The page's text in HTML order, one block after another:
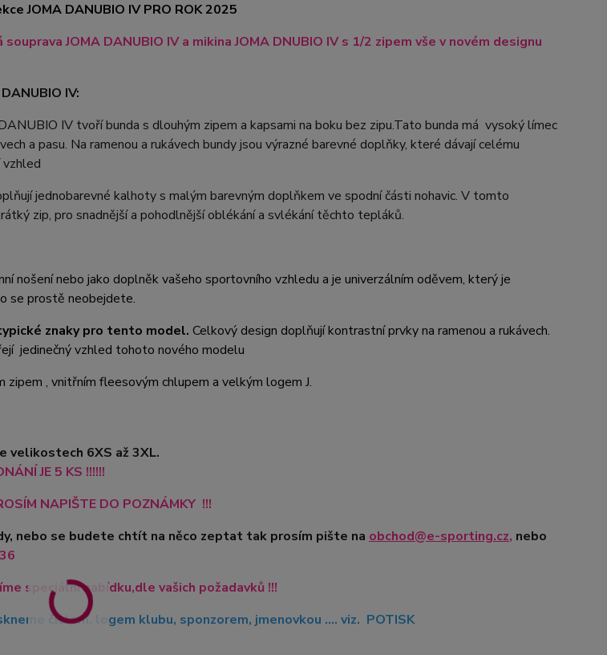
JOMA DANUBIO IV PRO ROK 2025
JOMA DANUBIO IV a mikina JOMA DNUBIO IV s 1/2 zipem vše v novém designu
IV:
IV tvoří bunda s dlouhým zipem a kapsami na boku bez zipu.Tato bunda má vysoký límec
a pasu. Na ramenou a rukávech bundy jsou výrazné barevné doplňky, které dávají celému
jednobarevné kalhoty s malým barevným doplňkem ve spodní části nohavic. V tomto
zip, pro snadnější a pohodlnější oblékání a svlékání těchto tepláků.
nošení nebo jako doplněk vašeho sportovního vzhledu a je univerzálním oděvem, který je
se prostě neobejdete.
znaky pro tento model. Celkový design doplňují kontrastní prvkyna ramenou a rukávech.
jedinečný vzhled tohoto nového modelu
zipem , vnitřním fleesovým chlupem a velkým logem J.
velikostech 6XS až 3XL.
JE 5 KS !!!!!!
NAPIŠTE DO POZNÁMKY !!!
nebo se budete chtít na něco zeptat tak prosím pište na obchod@e-sporting.cz, nebo
speciální nabídku,dle vašich požadavků !!!
číslem, logem klubu, sponzorem, jmenovkou .... viz. POTISK